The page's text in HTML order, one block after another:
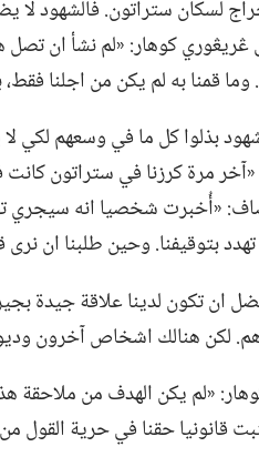
لسكان ستراتون.‏ فالشهود لا
كوهار:‏ «لم نشأ ان تصل
قمنا به لم يكن من اجلنا
بذلوا كل ما في وسعهم لكي
«أُخبرت شخصيا انه سيجري
بتوقيفنا.‏ وحين طلبنا ان نرى
ان تكون لدينا علاقة جيدة
لكن هنالك اشخاص آخرون
«لم يكن الهدف من ملاحقة
قانونيا حقنا في حرية القول